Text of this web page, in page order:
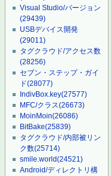
Visual Studio/バージョン
(29439)
USBデバイス開発
(29011)
タグクラウド/アクセス数
(28256)
セブン・ステップ・ガイ
ド(28077)
IndivBox.key(27577)
MFC/クラス(26673)
MoinMoin(26086)
BitBake(25839)
タグクラウド/内部被リン
ク数(25714)
smile.world(24521)
Android/ディレクトリ構